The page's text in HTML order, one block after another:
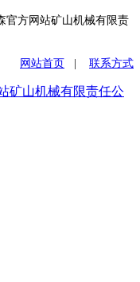
官方网站矿山机械有限责
网站首页 联系方式